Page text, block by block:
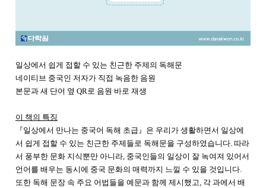
일상에서 쉽게 접할 수 있는 친근한 주제의 독해문
네이티브 중국인 저자가 직접 녹음한 음원
본문과 새 단어 옆 QR로 음원 바로 재생
이 책의 특징
『일상에서 만나는 중국어 독해 초급』은 우리가 생활하면서 일상에
서 쉽게 접할 수 있는 친근한 주제들로 독해문을 구성하였습니다. 따라
서 풍부한 문화 지식뿐만 아니라, 중국인들의 일상이 잘 녹여져 있어서
언어를 배우는 동시에 중국 문화의 매력까지 느낄 수 있을 것입니다.
또한 독해 문장 속 주요 어법들을 예문과 함께 제시했고, 각 과에서 배